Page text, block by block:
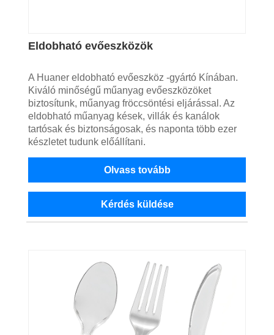
Eldobható evőeszközök
A Huaner eldobható evőeszköz -gyártó Kínában.
Kiváló minőségű műanyag evőeszközöket
biztosítunk, műanyag fröccsöntési eljárással. Az
eldobható műanyag kések, villák és kanálok
tartósak és biztonságosak, és naponta több ezer
készletet tudunk előállítani.
Olvass tovább
Kérdés küldése